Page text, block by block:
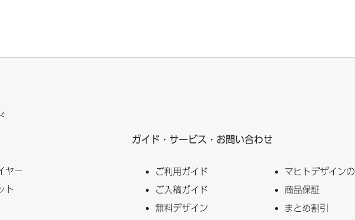
ヤー
ト
ガイド・サービス・お問い合わせ
ご利用ガイド
ご入稿ガイド
無料デザイン
マヒトデザイン
商品保証
まとめ割引